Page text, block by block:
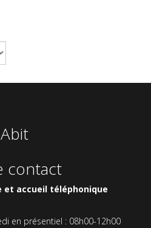
contact
et accueil téléphonique
en présentiel : 08h00-12h00